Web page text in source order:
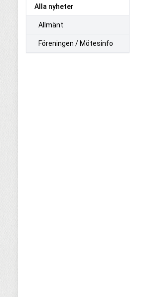
Alla nyheter
Allmänt
Föreningen / Mötesinfo